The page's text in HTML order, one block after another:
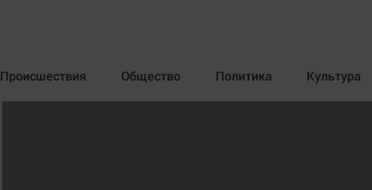
Происшествия Общество Политика Культура